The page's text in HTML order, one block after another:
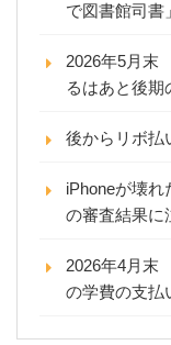
で図書館司書
2026年5月末
るはあと後期
後からリボ払
iPhoneが壊れ
の審査結果に
2026年4月末
の学費の支払